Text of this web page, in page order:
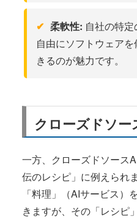
柔軟性: 自社の特定
自由にソフトウェア
きるのが魅力です。
クローズドソー
一方、クローズドソース
伝のレシピ」に例えられ
「料理」（AIサービス）
きますが、その「レシピ